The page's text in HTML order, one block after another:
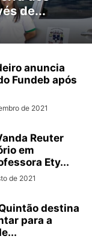
de...
anuncia
Fundeb após
de 2021
Reuter
em
Ety...
de 2021
destina
para a